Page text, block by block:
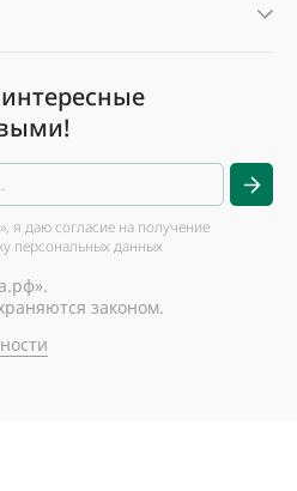
я даю согласие на получение
персональных данных
законом.